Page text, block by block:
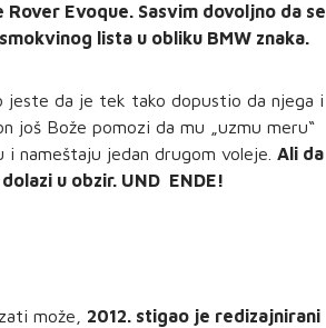
Rover Evoque. Sasvim dovoljno da se
lista u obliku BMW znaka.
da je tek tako dopustio da njega i
još Bože pomozi da mu „uzmu meru“
nameštaju jedan drugom voleje. Ali da
u obzir. UND ENDE!
može, 2012. stigao je redizajnirani